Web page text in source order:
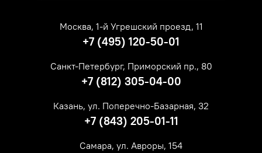
Москва, 1-й Угрешский проезд, 11
+7 (495) 120-50-01
Санкт-Петербург, Приморский пр., 80
+7 (812) 305-04-00
Казань, ул. Поперечно-Базарная, 32
+7 (843) 205-01-11
Самара, ул. Авроры, 154